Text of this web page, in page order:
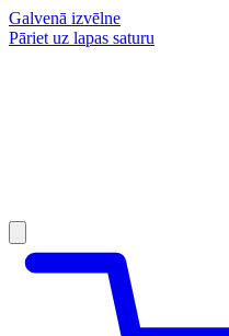
Galvenā izvēlne
Pāriet uz lapas saturu